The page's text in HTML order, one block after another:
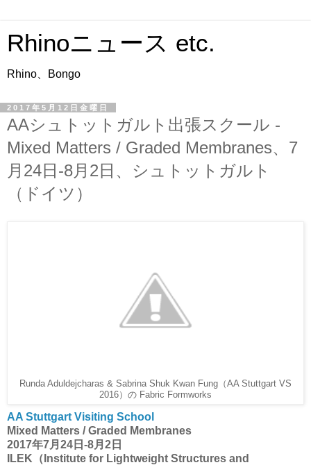
Rhinoニュース etc.
Rhino、Bongo
2017年5月12日金曜日
AAシュトットガルト出張スクール -
Mixed Matters / Graded Membranes、7
月24日-8月2日、シュトットガルト
（ドイツ）
Runda Aduldejcharas & Sabrina Shuk Kwan Fung（AA Stuttgart VS
2016）の Fabric Formworks
AA Stuttgart Visiting School
Mixed Matters / Graded Membranes
2017年7月24日-8月2日
ILEK（Institute for Lightweight Structures and